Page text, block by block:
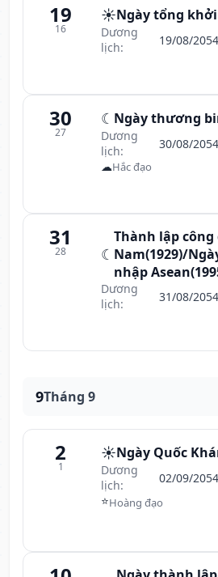
19
16
☀️Ngày tổng
Dương
lịch:
19/08/2054
30
27
☾ Ngày thương
Dương
lịch:
30/08/2054
☁Hắc đạo
31
28 ☾
Thành lập công
Nam(1929)/
nhập
Dương
lịch:
31/08/2054
9Tháng 9
2
1
☀️Ngày Quốc
Dương
lịch:
02/09/2054
⭐Hoàng đạo